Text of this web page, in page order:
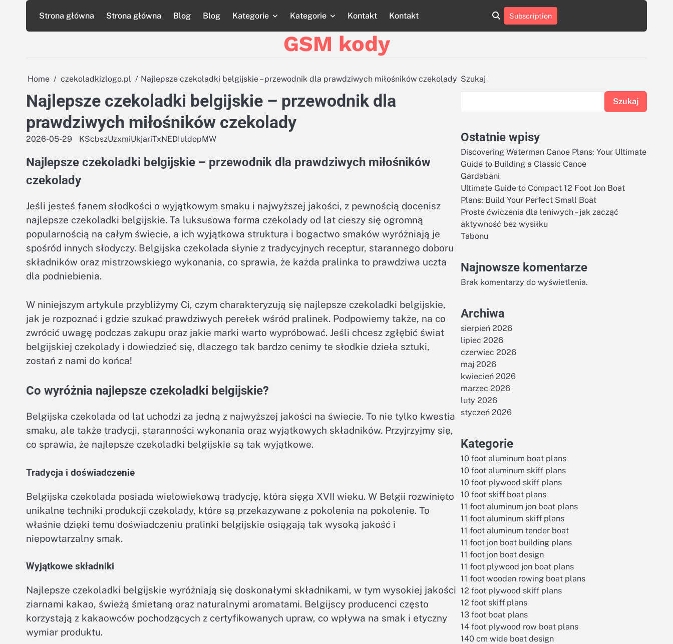
content
Strona główna Strona główna Blog Blog Kategorie Kategorie Kontakt Kontakt
główna
główna
aluminumboatplans.com
aluminumboatplans.com
Kontakt
Kontakt
Subscription
GSM kody
Home czekoladkizlogo.pl Najlepsze czekoladki belgijskie – przewodnik dla prawdziwych miłośników czekolady
Najlepsze czekoladki belgijskie – przewodnik dla
prawdziwych miłośników czekolady
2026-05-29 KScbszUzxmiUkjariTxNEDIuldopMW
Najlepsze czekoladki belgijskie – przewodnik dla prawdziwych miłośników
czekolady
Jeśli jesteś fanem słodkości o wyjątkowym smaku i najwyższej jakości, z pewnością docenisz
najlepsze czekoladki belgijskie. Ta luksusowa forma czekolady od lat cieszy się ogromną
popularnością na całym świecie, a ich wyjątkowa struktura i bogactwo smaków wyróżniają je
spośród innych słodyczy. Belgijska czekolada słynie z tradycyjnych receptur, starannego doboru
składników oraz mistrzowskiego wykonania, co sprawia, że każda pralinka to prawdziwa uczta
dla podniebienia.
W niniejszym artykule przybliżymy Ci, czym charakteryzują się najlepsze czekoladki belgijskie,
jak je rozpoznać i gdzie szukać prawdziwych perełek wśród pralinek. Podpowiemy także, na co
zwrócić uwagę podczas zakupu oraz jakie marki warto wypróbować. Jeśli chcesz zgłębić świat
belgijskiej czekolady i dowiedzieć się, dlaczego tak bardzo cenimy te słodkie dzieła sztuki,
zostań z nami do końca!
Co wyróżnia najlepsze czekoladki belgijskie?
Belgijska czekolada od lat uchodzi za jedną z najwyższej jakości na świecie. To nie tylko kwestia
smaku, ale także tradycji, staranności wykonania oraz wyjątkowych składników. Przyjrzyjmy się,
co sprawia, że najlepsze czekoladki belgijskie są tak wyjątkowe.
Tradycja i doświadczenie
Belgijska czekolada posiada wielowiekową tradycję, która sięga XVII wieku. W Belgii rozwinięto
unikalne techniki produkcji czekolady, które są przekazywane z pokolenia na pokolenie. To
właśnie dzięki temu doświadczeniu pralinki belgijskie osiągają tak wysoką jakość i
niepowtarzalny smak.
Wyjątkowe składniki
Najlepsze czekoladki belgijskie wyróżniają się doskonałymi składnikami, w tym wysokiej jakości
ziarnami kakao, świeżą śmietaną oraz naturalnymi aromatami. Belgijscy producenci często
korzystają z kakaowców pochodzących z certyfikowanych upraw, co wpływa na smak i etyczny
wymiar produktu.
Szukaj
Szukaj
Ostatnie wpisy
Discovering Waterman Canoe Plans: Your Ultimate
Guide to Building a Classic Canoe
Gardabani
Ultimate Guide to Compact 12 Foot Jon Boat
Plans: Build Your Perfect Small Boat
Proste ćwiczenia dla leniwych – jak zacząć
aktywność bez wysiłku
Tabonu
Najnowsze komentarze
Brak komentarzy do wyświetlenia.
Archiwa
sierpień 2026
lipiec 2026
czerwiec 2026
maj 2026
kwiecień 2026
marzec 2026
luty 2026
styczeń 2026
Kategorie
10 foot aluminum boat plans
10 foot aluminum skiff plans
10 foot plywood skiff plans
10 foot skiff boat plans
11 foot aluminum jon boat plans
11 foot aluminum skiff plans
11 foot aluminum tender boat
11 foot jon boat building plans
11 foot jon boat design
11 foot plywood jon boat plans
11 foot wooden rowing boat plans
12 foot plywood skiff plans
12 foot skiff plans
13 foot boat plans
14 foot plywood row boat plans
140 cm wide boat design